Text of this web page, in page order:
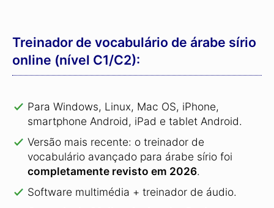
Treinador de vocabulário de árabe sírio
online (nível C1/C2):
Para Windows, Linux, Mac OS, iPhone,
smartphone Android, iPad e tablet Android.
Versão mais recente: o treinador de
vocabulário avançado para árabe sírio foi
completamente revisto em 2026.
Software multimédia + treinador de áudio.